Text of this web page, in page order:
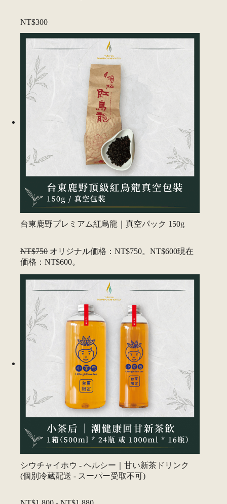
NT$300
台東鹿野プレミアム紅烏龍｜真空パック 150g
NT$750 オリジナル価格：NT$750。 NT$600現在
価格：NT$600。
シウチャイホウ - ヘルシー｜甘い新茶ドリンク
(個別冷蔵配送 - スーパー受取不可)